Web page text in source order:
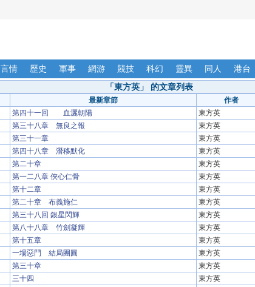
言情 歷史 軍事 網游 競技 科幻 靈異 同人 港台
「東方英」 的文章列表
最新章節 作者
第四十一回 血灑朝陽 東方英
第三十八章 無良之報 東方英
第三十一章 東方英
第四十八章 潛移默化 東方英
第二十章 東方英
第一二八章 俠心仁骨 東方英
第十二章 東方英
第二十章 布義施仁 東方英
第三十八回 銀星閃輝 東方英
第八十八章 竹劍凝輝 東方英
第十五章 東方英
一場惡鬥 結局團圓 東方英
第三十章 東方英
三十四 東方英